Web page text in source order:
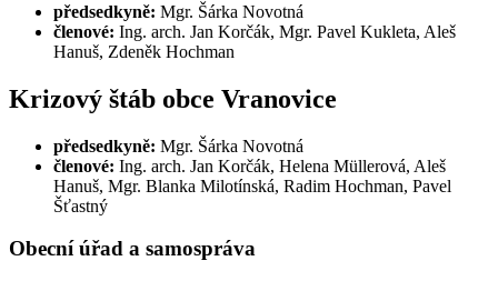
předsedkyně: Mgr. Šárka Novotná
členové: Ing. arch. Jan Korčák, Mgr. Pavel Kukleta, Aleš
Hanuš, Zdeněk Hochman
Krizový štáb obce Vranovice
předsedkyně: Mgr. Šárka Novotná
členové: Ing. arch. Jan Korčák, Helena Müllerová, Aleš
Hanuš, Mgr. Blanka Milotínská, Radim Hochman, Pavel
Šťastný
Obecní úřad a samospráva